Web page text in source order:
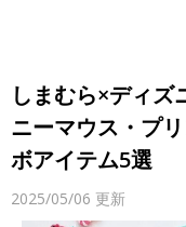
しまむら×ディズ
ニーマウス・プ
ボアイテム5選
2025/05/06 更新